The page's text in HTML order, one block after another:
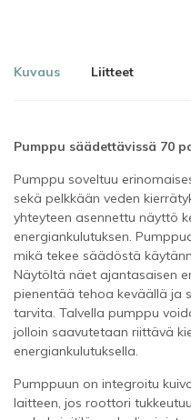
Kuvaus Liitteet
Pumppu säädettävissä 70
Pumppu soveltuu
sekä pelkkään veden
yhteyteen asennettu näyttö
energiankulutuksen.
mikä tekee säädöstä
Näytöltä näet ajantasaisen
pienentää tehoa keväällä ja
tarvita. Talvella pumppu
jolloin saavutetaan riittävä
energiankulutuksella.
Pumppuun on integroitu
laitteen, jos roottori